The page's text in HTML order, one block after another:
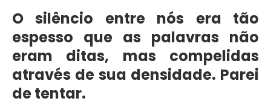
O silêncio entre nós era tão
espesso que as palavras não
eram ditas, mas compelidas
através de sua densidade. Parei
de tentar.